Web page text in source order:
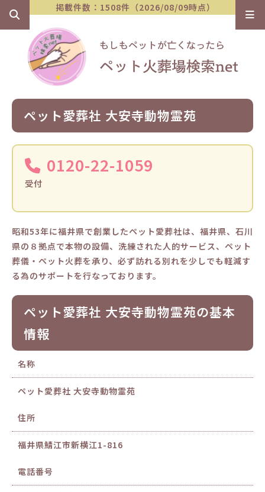
掲載件数：1508件（2026/08/09時点）
ペット愛葬社 大安寺動物霊苑
0120-22-1059
受付
昭和53年に福井県で創業したペット愛葬社は、福井県、石川
県の８拠点で本物の設備、洗練された人的サービス、ペット
葬儀・ペット火葬を承り、必ず訪れる別れを少しでも軽減す
る為のサポートを行なっております。
ペット愛葬社 大安寺動物霊苑の基本
情報
名称
ペット愛葬社 大安寺動物霊苑
住所
福井県鯖江市新横江1-816
電話番号